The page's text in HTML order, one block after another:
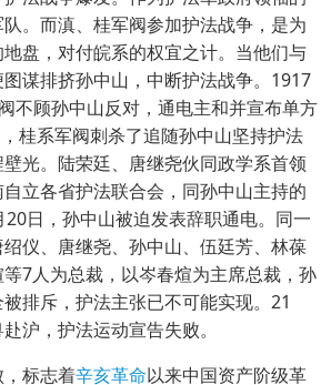
。而滇、桂军阀参加护法战争，是为
盘，对付皖系的权宜之计。当他们与
谋排挤孙中山，中断护法战争。1917
不顾孙中山反对，通电主和并宣布单方
桂系军阀刺杀了追随孙中山坚持护法
光。陆荣廷、唐继尧伙同政学系首领
立各省护法联合会，同孙中山主持的
日，孙中山被迫发表辞职通电。同一
仪、唐继尧、孙中山、伍廷芳、林葆
7人为总裁，以岑春煊为主席总裁，孙
排斥，护法主张已不可能实现。21
沪，护法运动宣告失败。
标志着辛亥革命以来中国资产阶级革